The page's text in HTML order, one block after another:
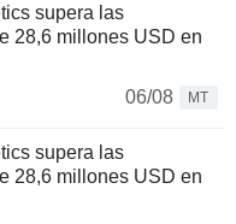
supera las
28,6 millones USD en
06/08
MT
supera las
28,6 millones USD en